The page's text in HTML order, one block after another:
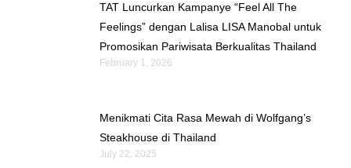
TAT Luncurkan Kampanye “Feel All The
Feelings” dengan Lalisa LISA Manobal untuk
Promosikan Pariwisata Berkualitas Thailand
February 1, 2026
Menikmati Cita Rasa Mewah di Wolfgang’s
Steakhouse di Thailand
July 22, 2025